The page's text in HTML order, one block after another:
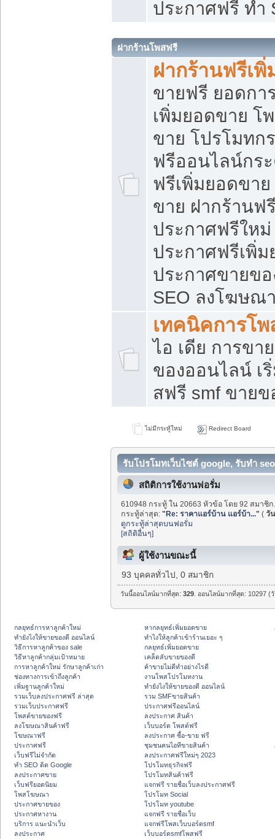
ประกาศฟรี ทำ
ฝากร้านโพสฟรี
ฝากร้านฟรีเ
ขายฟรี ยอดกา
เพิ่มยอดขาย โ
ขาย โปรโมทก
ฟรีออนไลน์กร
ฟรีเพิ่มยอดขา
ขาย ฝากร้านฟ
ประกาศฟรีใหม่
ประกาศฟรีเพิ่
ประกาศขายข
SEO ลงโฆษณ
เทคนิคการโ
ไอ เดีย การขา
ของออนไลน์ เ
สฟรี smf ขาย
ไม่มีกระทู้ใหม่ Redirect Board
รับโปรโมทเว็บไซต์ google, รับทำ
สถิติการใช้งานฟอรั่ม
610948 กระทู้ ใน 20663 หัวข้อ โดย 92 สมาชิ
กระทู้ล่าสุด:"Re: ราคาแอร์บ้าน แอร์บ้า..." (วั
ดูกระทู้ล่าสุดบนฟอรั่ม
[สถิติอื่นๆ]
ผู้ใช้งานขณะนี้
93 บุคคลทั่วไป, 0 สมาชิก
วันนี้ออนไลน์มากที่สุด:329 . ออนไลน์มากที่สุด: 10297
กลยุทธ์การหาลูกค้าใหม่
ทํายังไงให้ขายของดี ออนไลน์
วิธีการหาลูกค้าของ sale
วิธีหาลูกค้ากลุ่มเป้าหมาย
การหาลูกค้าใหม่ รักษาลูกค้าเก่า
ช่องทางการเข้าถึงลูกค้า
เพิ่มฐานลูกค้าใหม่
รวมเว็บลงประกาศฟรี ล่าสุด
รวมเว็บประกาศฟรี
โพสต์ขายของฟรี
ลงโฆษณาสินค้าฟรี
โฆษณาฟรี
ประกาศฟรี
เว็บฟรีไม่จำกัด
ทำ SEO ติด Google
ลงประกาศขาย
เว็บฟรียอดนิยม
โพสโฆษณา
ประกาศขายของ
ประกาศหางาน
บริการ แนะนำเว็บ
ลงประกาศ
หากลยุทธ์เพิ่มยอดขาย
ทําไงให้ลูกค้าเข้าร้านเยอะ ๆ
กลยุทธ์เพิ่มยอดขาย
เคล็ดลับขายของดี
ค้าขายไม่ดีทำอย่างไรดี
งานโพสโปรโมทงาน
ทํายังไงให้ขายของดี ออนไลน์
รวม SMFขายสินค้า
ประกาศฟรีออนไลน์
ลงประกาศ สินค้า
เว็บบอร์ด โพสต์ฟรี
ลงประกาศ ซื้อ-ขาย ฟรี
ชุมชนคนไอทีขายสินค้า
ลงประกาศฟรีใหม่ๆ 2023
โปรโมทธุรกิจฟรี
โปรโมทสินค้าฟรี
แจกฟรี รายชื่อเว็บลงประกาศฟรี
โปรโมท Social
โปรโมท youtube
แจกฟรี รายชื่อเว็บ
แจกฟรีโพสเว็บบอร์ดsmf
เว็บบอร์ดsmfโพสฟรี